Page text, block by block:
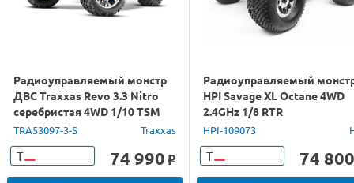
Радиоуправляемый монстр
ДВС Traxxas Revo 3.3 Nitro
серебристая 4WD 1/10 TSM
TQI RTR
TRA53097-3-S Traxxas
Т 74 990 o
Радиоуправляемый
HPI Savage XL Octane 4WD
2.4GHz 1/8 RTR
HPI-109073
Т 74 800